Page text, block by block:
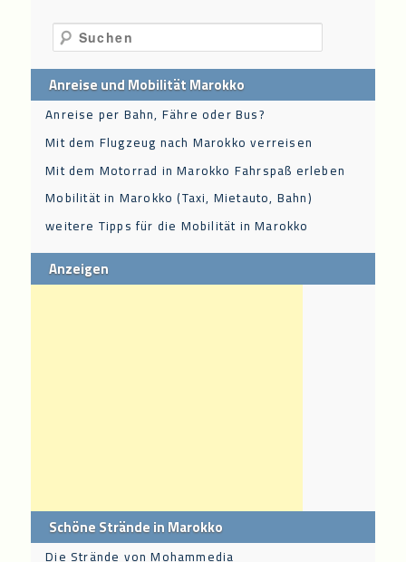
Suchen
Anreise und Mobilität Marokko
Anreise per Bahn, Fähre oder Bus?
Mit dem Flugzeug nach Marokko verreisen
Mit dem Motorrad in Marokko Fahrspaß erleben
Mobilität in Marokko (Taxi, Mietauto, Bahn)
weitere Tipps für die Mobilität in Marokko
Anzeigen
Schöne Strände in Marokko
Die Strände von Mohammedia